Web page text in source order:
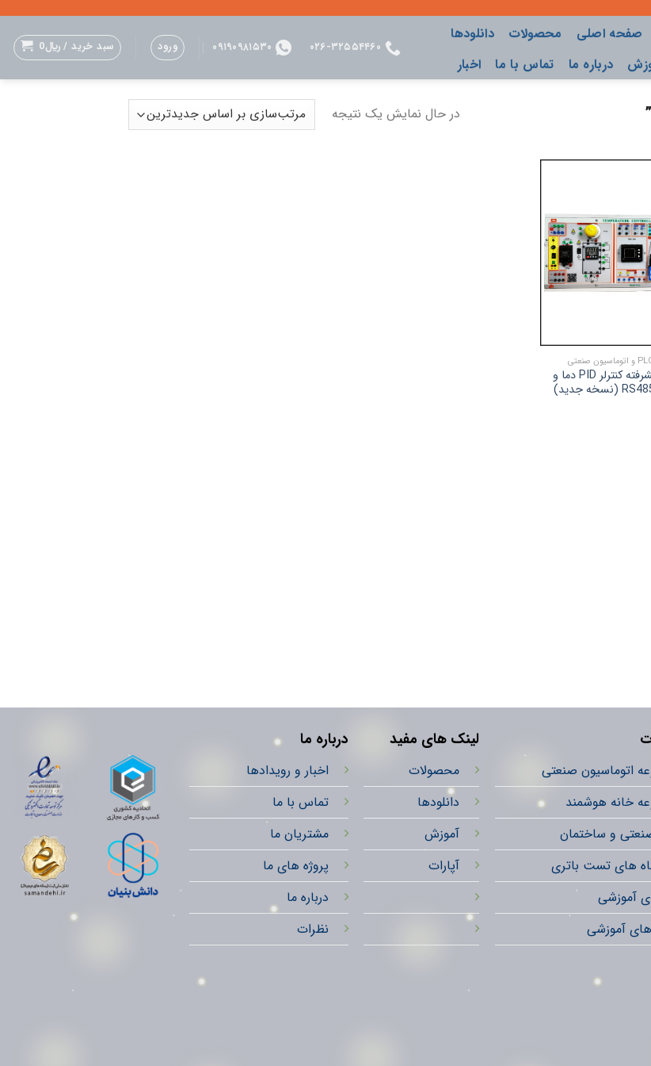
صفحه اصلی محصولات
دانلودها
درباره ما تماس با ما اخبار
۰۲۶-۳۲۵۵۴۴۶۰ ۰۹۱۹۰۹۸۱۵۳۰ ورود سبد خرید / ﷼0
در حال نمایش یک نتیجه
WISHLIST
ماژول آموزشی پیشرفته کنترلر PID دما و
اتوماسیون صنعتی
خانه هوشمند
و ساختمان
های تست باتری
آموزشی
آموزشی
لینک های مفید
محصولات
دانلودها
آموزش
آپارات
درباره ما
اخبار و رویدادها
تماس با ما
مشتریان ما
پروژه های ما
درباره ما
نظرات